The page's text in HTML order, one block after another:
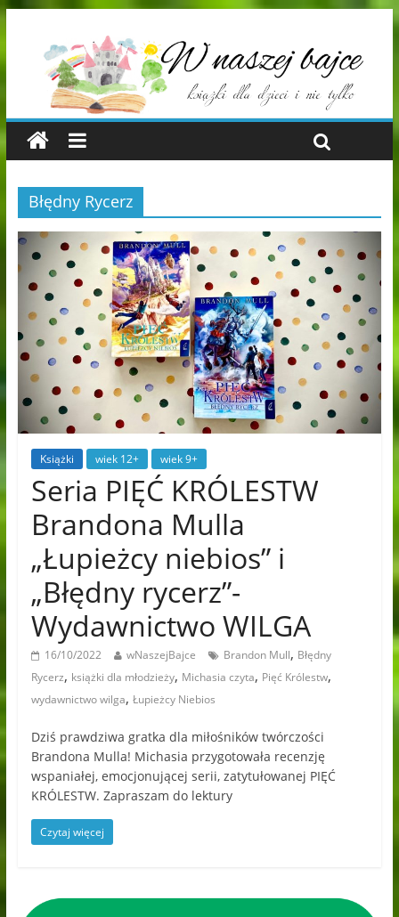
Błędny Rycerz
Książki wiek 12+ wiek 9+
Seria PIĘĆ KRÓLESTW
Brandona Mulla
„Łupieżcy niebios” i
„Błędny rycerz”-
Wydawnictwo WILGA
16/10/2022 wNaszejBajce Brandon Mull, Błędny
Rycerz, książki dla młodzieży, Michasia czyta, Pięć Królestw,
wydawnictwo wilga, Łupieżcy Niebios
Dziś prawdziwa gratka dla miłośników twórczości
Brandona Mulla! Michasia przygotowała recenzję
wspaniałej, emocjonującej serii, zatytułowanej PIĘĆ
KRÓLESTW. Zapraszam do lektury
Czytaj więcej